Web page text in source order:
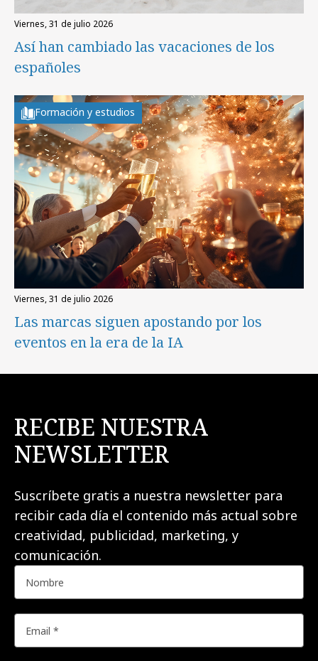
viernes, 31 de julio 2026
Así han cambiado las vacaciones de los
españoles
Formación y estudios
viernes, 31 de julio 2026
Las marcas siguen apostando por los
eventos en la era de la IA
RECIBE NUESTRA
NEWSLETTER
Suscríbete gratis a nuestra newsletter para
recibir cada día el contenido más actual sobre
creatividad, publicidad, marketing, y
comunicación.